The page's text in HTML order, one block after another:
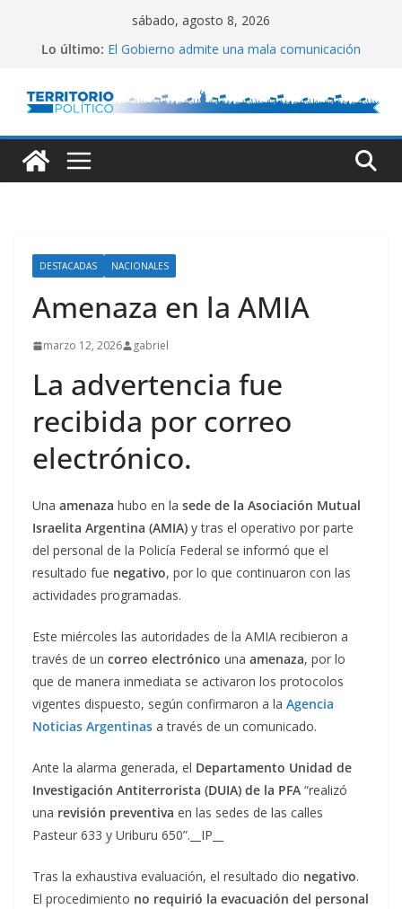
sábado, agosto 8, 2026
Lo último: El Gobierno admite una mala comunicación
Alta inflación en CABA
DESTACADAS NACIONALES
Amenaza en la AMIA
marzo 12, 2026 gabriel
La advertencia fue
recibida por correo
electrónico.
Una amenaza hubo en la sede de la Asociación Mutual
Israelita Argentina (AMIA) y tras el operativo por parte
del personal de la Policía Federal se informó que el
resultado fue negativo, por lo que continuaron con las
actividades programadas.
Este miércoles las autoridades de la AMIA recibieron a
través de un correo electrónico una amenaza, por lo
que de manera inmediata se activaron los protocolos
vigentes dispuesto, según confirmaron a la Agencia
Noticias Argentinas a través de un comunicado.
Ante la alarma generada, el Departamento Unidad de
Investigación Antiterrorista (DUIA) de la PFA “realizó
una revisión preventiva en las sedes de las calles
Pasteur 633 y Uriburu 650”.__IP__
Tras la exhaustiva evaluación, el resultado dio negativo.
El procedimiento no requirió la evacuación del personal